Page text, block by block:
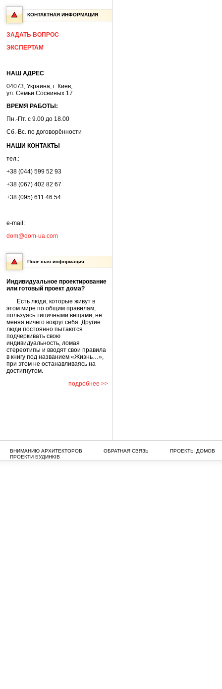
КОНТАКТНАЯ ИНФОРМАЦИЯ
ЗАДАТЬ ВОПРОС
ЭКСПЕРТАМ
НАШ АДРЕС
04073, Украина, г. Киев,
ул. Семьи Сосниных 17
ВРЕМЯ РАБОТЫ:
Пн.-Пт. с 9.00 до 18.00
Сб.-Вс. по договорённости
НАШИ КОНТАКТЫ
тел.:
+38 (044) 599 52 93
+38 (067) 402 82 67
+38 (095) 611 46 54
e-mail:
dom@dom-ua.com
Полезная информация
Индивидуальное проектирование
или готовый проект дома?
Есть люди, которые живут в
этом мире по общим правилам,
пользуясь типичными вещами, не
меняя ничего вокруг себя. Другие
люди постоянно пытаются
подчеркивать свою
индивидуальность, ломая
стереотипы и вводят свои правила
в книгу под названием «Жизнь…»,
при этом не останавливаясь на
достигнутом.
подробнее >>
ВНИМАНИЮ АРХИТЕКТОРОВ ОБРАТНАЯ СВЯЗЬ
ПРОЕКТЫ ДОМОВ
ПРОЕКТИ БУДИНКІВ